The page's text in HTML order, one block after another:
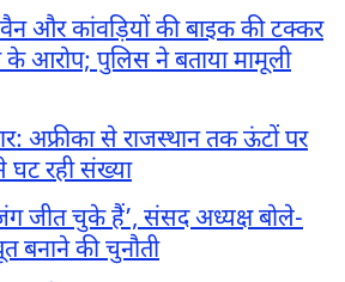
और कांवड़ियों की बाइक की टक्कर
के आरोप; पुलिस ने बताया मामूली
अफ्रीका से राजस्थान तक ऊंटों पर
घट रही संख्या
जीत चुके हैं’, संसद अध्यक्ष बोले-
की चुनौती